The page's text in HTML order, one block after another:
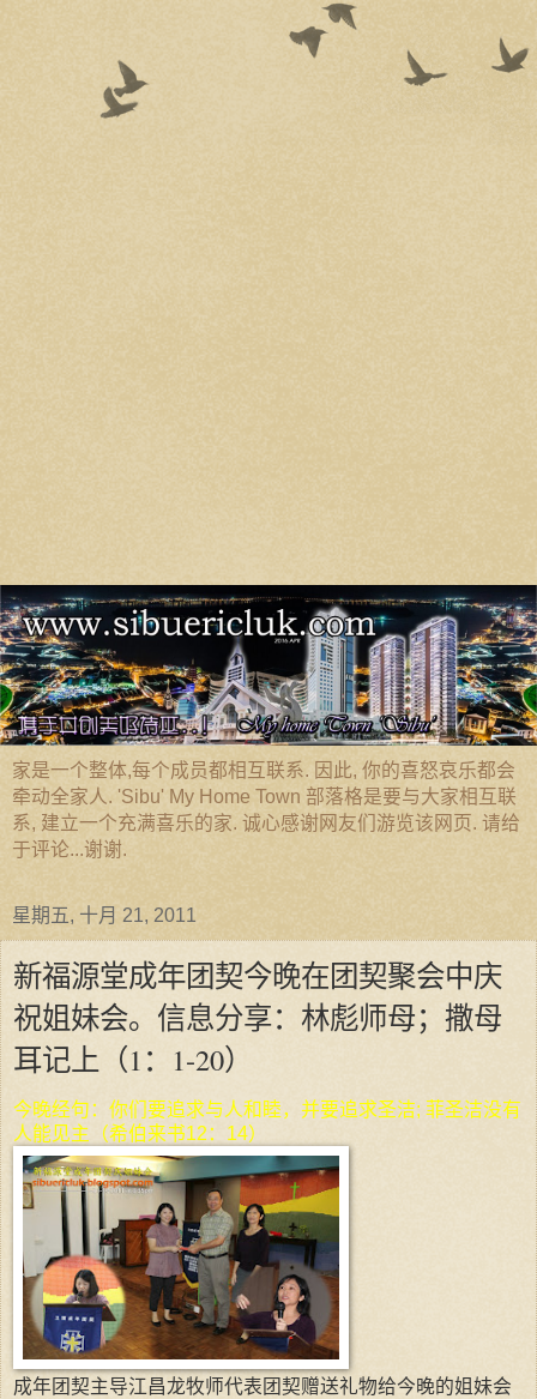
家是一个整体,每个成员都相互联系. 因此, 你的喜怒哀乐都会
牵动全家人. 'Sibu' My Home Town 部落格是要与大家相互联
系, 建立一个充满喜乐的家. 诚心感谢网友们游览该网页. 请给
于评论...谢谢.
星期五, 十月 21, 2011
新福源堂成年团契今晚在团契聚会中庆
祝姐妹会。信息分享：林彪师母；撒母
耳记上（1：1-20）
今晚经句：你们要追求与人和睦，并要追求圣洁; 菲圣洁没有
人能见主（希伯来书12：14）
成年团契主导江昌龙牧师代表团契赠送礼物给今晚的姐妹会